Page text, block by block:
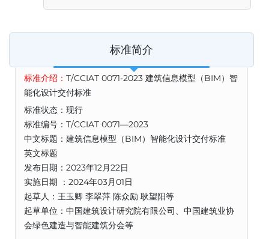
标准简介
标准介绍： T/CCIAT 0071-2023 建筑信息模型（BIM）智
能化设计交付标准
标准状态：现行
标准编号：T/CCIAT 0071—2023
中文标题：建筑信息模型（BIM）智能化设计交付标准
英文标题
发布日期：2023年12月22日
实施日期 ：2024年03月01日
起草人：王玉卿 李翠萍 陈众励 耿望阳等
起草单位：中国建筑设计研究院有限公司、中国建筑业协
会绿色建造与智能建筑分会等